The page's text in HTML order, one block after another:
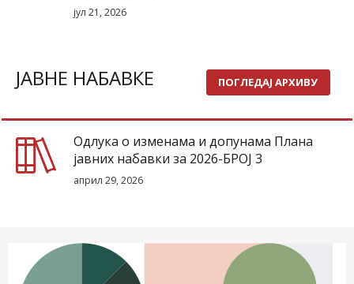
јул 21, 2026
ЈАВНЕ НАБАВКЕ ПОГЛЕДАЈ АРХИВУ
Одлука о изменама и допунама Плана
јавних набавки за 2026-БРОЈ 3
април 29, 2026